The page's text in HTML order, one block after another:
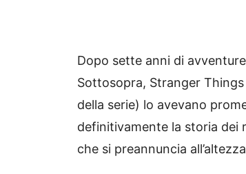
Dopo sette anni di
Sottosopra, Stranger
della serie) lo avevano
definitivamente la storia dei
che si preannuncia